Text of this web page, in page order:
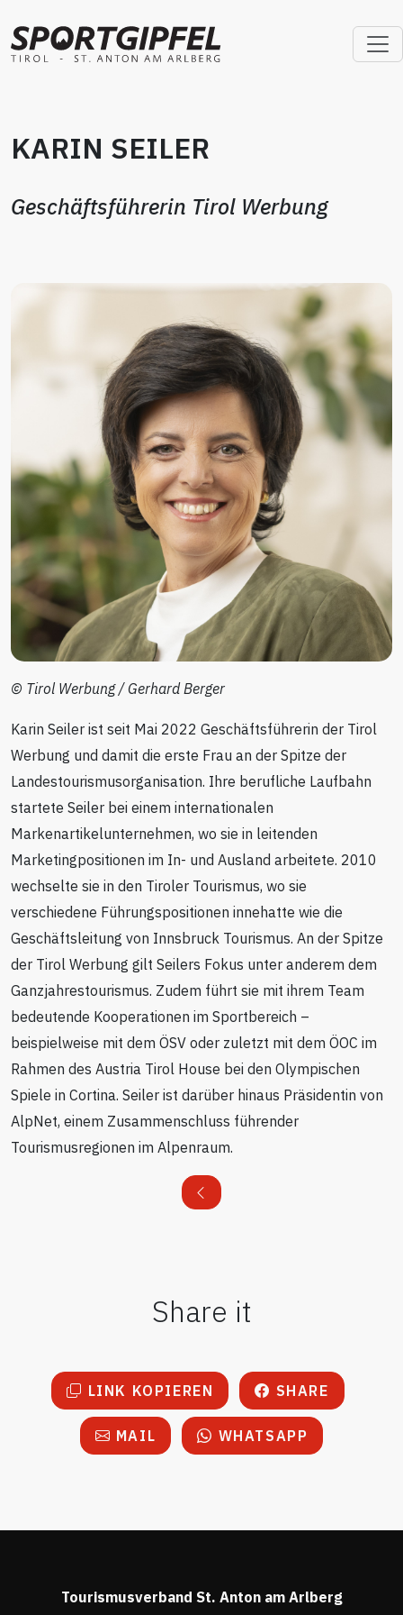
KARIN SEILER
Geschäftsführerin Tirol Werbung
© Tirol Werbung / Gerhard Berger
Karin Seiler ist seit Mai 2022 Geschäftsführerin der Tirol
Werbung und damit die erste Frau an der Spitze der
Landestourismusorganisation. Ihre berufliche Laufbahn
startete Seiler bei einem internationalen
Markenartikelunternehmen, wo sie in leitenden
Marketingpositionen im In- und Ausland arbeitete. 2010
wechselte sie in den Tiroler Tourismus, wo sie
verschiedene Führungspositionen innehatte wie die
Geschäftsleitung von Innsbruck Tourismus. An der Spitze
der Tirol Werbung gilt Seilers Fokus unter anderem dem
Ganzjahrestourismus. Zudem führt sie mit ihrem Team
bedeutende Kooperationen im Sportbereich –
beispielweise mit dem ÖSV oder zuletzt mit dem ÖOC im
Rahmen des Austria Tirol House bei den Olympischen
Spiele in Cortina. Seiler ist darüber hinaus Präsidentin von
AlpNet, einem Zusammenschluss führender
Tourismusregionen im Alpenraum.
Share it
LINK KOPIEREN SHARE
MAIL WHATSAPP
Tourismusverband St. Anton am Arlberg